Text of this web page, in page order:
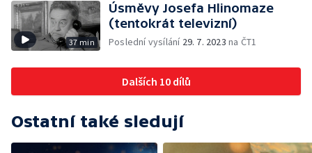
37 min
Úsměvy Josefa Hlinomaze
(tentokrát televizní)
Poslední vysílání 29. 7. 2023 na ČT1
Dalších 10 dílů
Ostatní také sledují